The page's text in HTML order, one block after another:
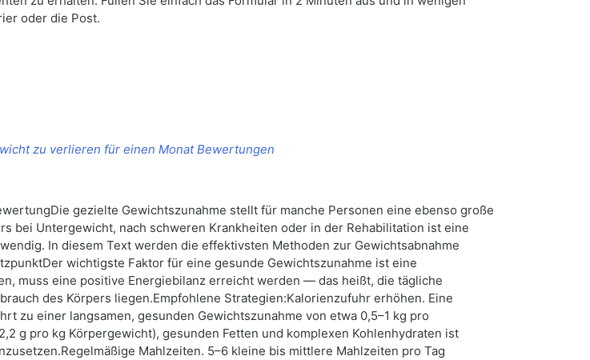
oder die Post.
zu verlieren für einen Monat Bewertungen
gezielte Gewichtszunahme stellt für manche Personen eine ebenso große
bei Untergewicht, nach schweren Krankheiten oder in der Rehabilitation ist eine
In diesem Text werden die effektivsten Methoden zur Gewichtsabnahme
wichtigste Faktor für eine gesunde Gewichtszunahme ist eine
muss eine positive Energiebilanz erreicht werden — das heißt, die tägliche
des Körpers liegen.Empfohlene Strategien:Kalorienzufuhr erhöhen. Eine
zu einer langsamen, gesunden Gewichtszunahme von etwa 0,5–1 kg pro
g pro kg Körpergewicht), gesunden Fetten und komplexen Kohlenhydraten ist
Mahlzeiten. 5–6 kleine bis mittlere Mahlzeiten pro Tag